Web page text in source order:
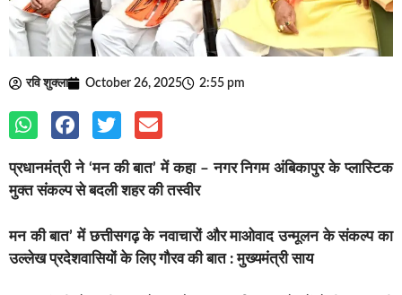
रवि शुक्ला October 26, 2025 2:55 pm
प्रधानमंत्री ने ‘मन की बात’ में कहा – नगर निगम अंबिकापुर के प्लास्टिक
मुक्त संकल्प से बदली शहर की तस्वीर
मन की बात’ में छत्तीसगढ़ के नवाचारों और माओवाद उन्मूलन के संकल्प का
उल्लेख प्रदेशवासियों के लिए गौरव की बात : मुख्यमंत्री साय